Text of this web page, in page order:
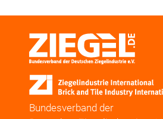
Bundesverband der